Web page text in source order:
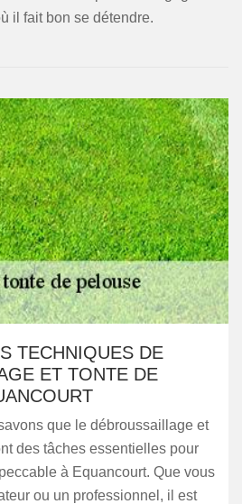
il fait bon se détendre.
TECHNIQUES DE
ET TONTE DE
que le débroussaillage et
des tâches essentielles pour
à Equancourt. Que vous
ou un professionnel, il est